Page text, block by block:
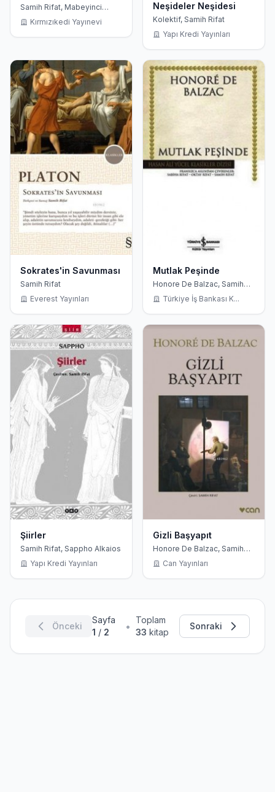
Samih Rifat, Mabeyinci
Pavlos
Kırmızıkedi Yayınevi
Neşideler Neşidesi
Kolektif, Samih Rifat
Yapı Kredi Yayınları
Sokrates'in Savunması
Samih Rifat
Everest Yayınları
Mutlak Peşinde
Honore De Balzac, Samih
Rifat, Oktay Rifat, Sabiha
Rifat
Türkiye İş Bankası K...
Şiirler
Samih Rifat, Sappho Alkaios
Yapı Kredi Yayınları
Gizli Başyapıt
Honore De Balzac, Samih
Can Yayınları
Önceki
Sayfa
1 / 2 •
Toplam
33 kitap
Sonraki